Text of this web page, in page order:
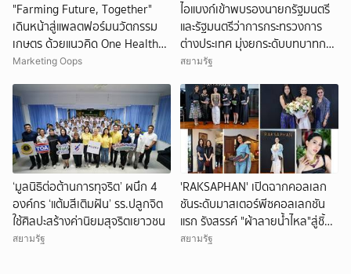
"Farming Future, Together"
เดินหน้าสู่แพลตฟอร์มนวัตกรรม
เกษตร ด้วยแนวคิด One Health
เชื่อมเทคโนโลยี งานวิจัย และตลาด
Food
Marketing Oops
ไอแบงก์เข้าพบรองนายกรัฐมนตรี
และรัฐมนตรีว่าการกระทรวงการ
ต่างประเทศ มุ่งยกระดับบทบาทการ
เงินอิสลามของประเทศไทยบนเวที
สยามรัฐ
‘มูลนิธิต่อต้านการทุจริต’ ผนึก 4
องค์กร ‘แต้มสีเติมฝัน’ รร.ปลูกจิต
ใช้ศิลปะสร้างค่านิยมสุจริตเยาวชน
สยามรัฐ
'RAKSAPHAN' เปิดฉากคอลเลก
ชันระดับมาสเตอร์พีซคอลเลกชัน
แรก รังสรรค์ "ผ้าลายน้ำไหล"สู่ชิ้น
งานศิลปะสะสมสุดลิมิเต็ด
สยามรัฐ